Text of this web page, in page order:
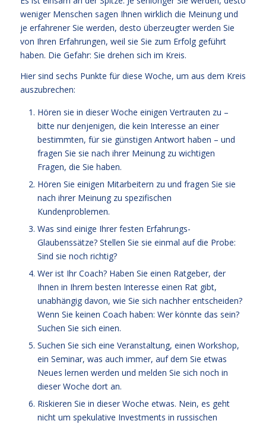
weniger Menschen sagen Ihnen wirklich die Meinung und
je erfahrener Sie werden, desto überzeugter werden Sie
von Ihren Erfahrungen, weil sie Sie zum Erfolg geführt
haben. Die Gefahr: Sie drehen sich im Kreis.
Hier sind sechs Punkte für diese Woche, um aus dem Kreis
auszubrechen:
Hören sie in dieser Woche einigen Vertrauten zu –
bitte nur denjenigen, die kein Interesse an einer
bestimmten, für sie günstigen Antwort haben – und
fragen Sie sie nach ihrer Meinung zu wichtigen
Fragen, die Sie haben.
Hören Sie einigen Mitarbeitern zu und fragen Sie sie
nach ihrer Meinung zu spezifischen
Kundenproblemen.
Was sind einige Ihrer festen Erfahrungs-
Glaubenssätze? Stellen Sie sie einmal auf die Probe:
Sind sie noch richtig?
Wer ist Ihr Coach? Haben Sie einen Ratgeber, der
Ihnen in Ihrem besten Interesse einen Rat gibt,
unabhängig davon, wie Sie sich nachher entscheiden?
Wenn Sie keinen Coach haben: Wer könnte das sein?
Suchen Sie sich einen.
Suchen Sie sich eine Veranstaltung, einen Workshop,
ein Seminar, was auch immer, auf dem Sie etwas
Neues lernen werden und melden Sie sich noch in
dieser Woche dort an.
Riskieren Sie in dieser Woche etwas. Nein, es geht
nicht um spekulative Investments in russischen